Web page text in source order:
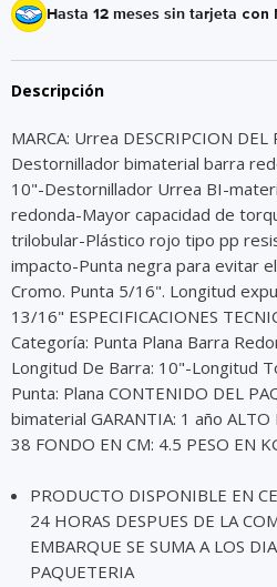
Hasta 12 meses sin tarjeta con
Descripción
MARCA: Urrea DESCRIPCION DEL
Destornillador bimaterial barra
10"-Destornillador Urrea BI-
redonda-Mayor capacidad de
trilobular-Plástico rojo tipo pp
impacto-Punta negra para evitar
Cromo. Punta 5/16". Longitud
13/16" ESPECIFICACIONES
Categoría: Punta Plana Barra
Longitud De Barra: 10"-Longitud
Punta: Plana CONTENIDO DEL
bimaterial GARANTIA: 1 año ALTO
38 FONDO EN CM: 4.5 PESO EN
PRODUCTO DISPONIBLE EN
24 HORAS DESPUES DE LA
EMBARQUE SE SUMA A LOS
PAQUETERIA